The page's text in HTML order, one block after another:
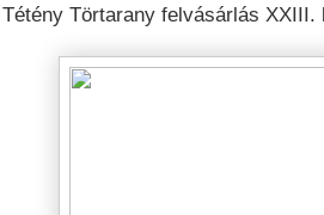
Törtarany felvásárlás XXIII.